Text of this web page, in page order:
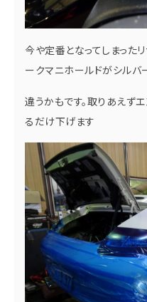
今や定番となってしまった
ークマニホールドがシル
違うかもです。取りあえず
るだけ下げます